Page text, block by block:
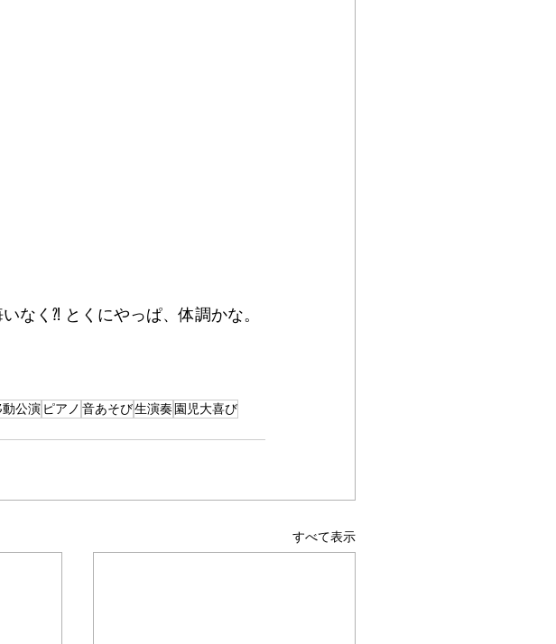
なく⁈ とくにやっぱ、体調かな。
動公演 ピアノ 音あそび生演奏 園児大喜び
すべて表示